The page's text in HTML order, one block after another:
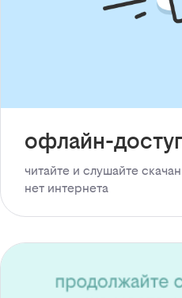
офлайн-
читайте и слушайте
нет интернета